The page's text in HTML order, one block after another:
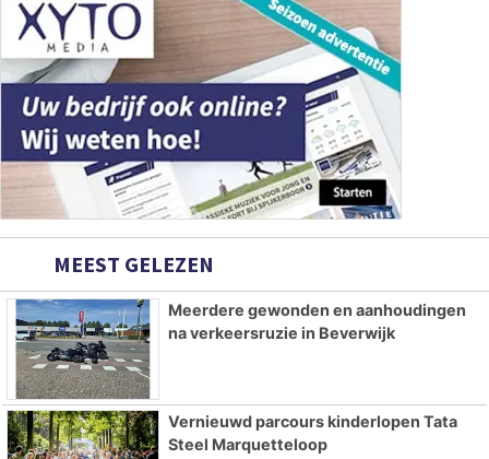
MEEST GELEZEN
Meerdere gewonden en aanhoudingen
na verkeersruzie in Beverwijk
Vernieuwd parcours kinderlopen Tata
Steel Marquetteloop